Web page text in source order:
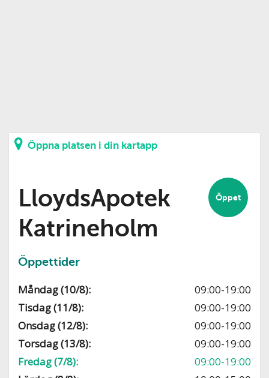
Öppna platsen i din kartapp
Öppet
LloydsApotek
Katrineholm
Öppettider
Måndag (10/8):
09:00-19:00
Tisdag (11/8):
09:00-19:00
Onsdag (12/8):
09:00-19:00
Torsdag (13/8):
09:00-19:00
Fredag (7/8):
09:00-19:00